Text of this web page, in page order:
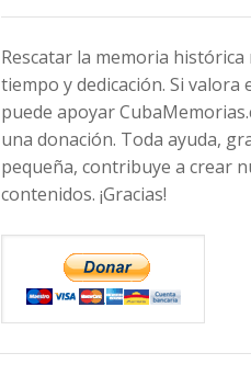
Rescatar la memoria histórica
tiempo y dedicación. Si valora
puede apoyar
una donación. Toda ayuda,
pequeña, contribuye a crear
contenidos. ¡Gracias!